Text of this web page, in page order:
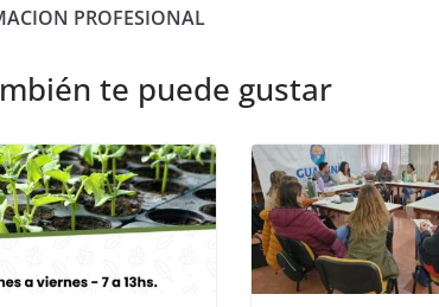
PROFESIONAL
te puede gustar